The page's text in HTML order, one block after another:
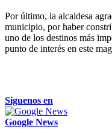
Por último, la alcaldesa
municipio, por haber
uno de los destinos más
punto de interés en este
Siguenos en
Google News